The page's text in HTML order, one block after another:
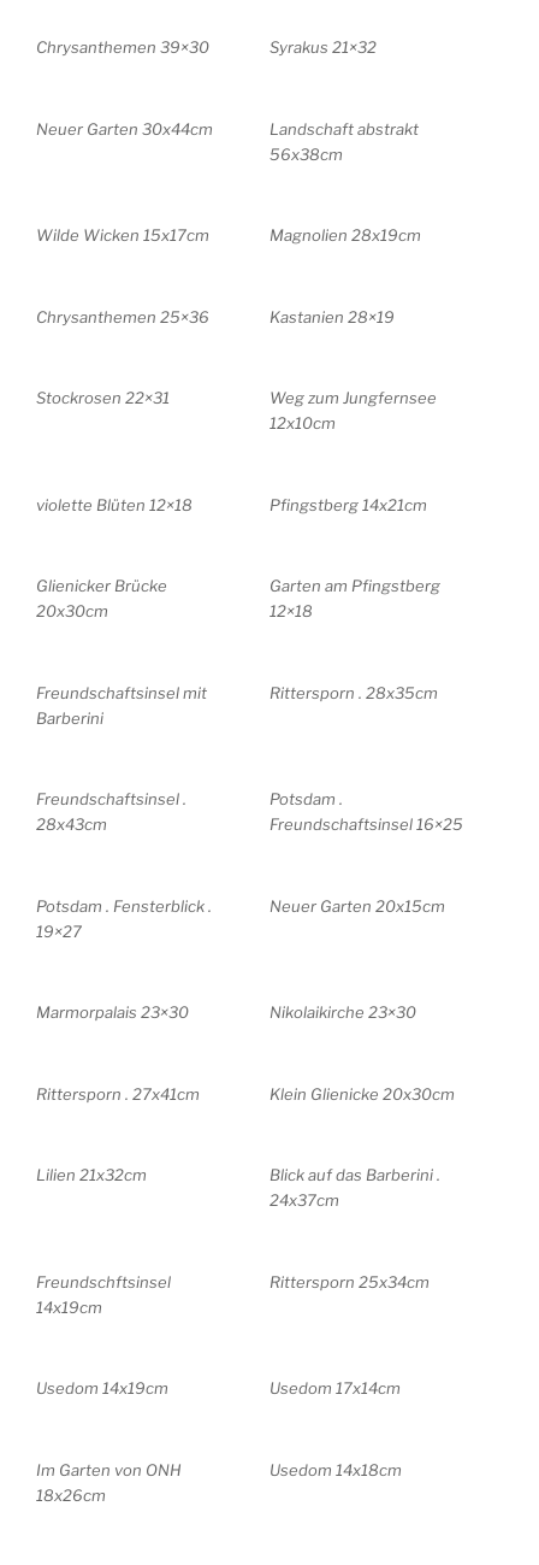
Chrysanthemen 39×30 Syrakus 21×32
Neuer Garten 30x44cm
Landschaft abstrakt
56x38cm
Wilde Wicken 15x17cm Magnolien 28x19cm
Chrysanthemen 25×36 Kastanien 28×19
Stockrosen 22×31
Weg zum Jungfernsee
12x10cm
violette Blüten 12×18 Pfingstberg 14x21cm
Glienicker Brücke
20x30cm
Garten am Pfingstberg
12×18
Freundschaftsinsel mit
Barberini
Rittersporn . 28x35cm
Freundschaftsinsel .
28x43cm
Potsdam .
Freundschaftsinsel 16×25
Potsdam . Fensterblick .
19×27
Neuer Garten 20x15cm
Marmorpalais 23×30 Nikolaikirche 23×30
Rittersporn . 27x41cm Klein Glienicke 20x30cm
Lilien 21x32cm
Blick auf das Barberini .
24x37cm
Freundschftsinsel
14x19cm
Rittersporn 25x34cm
Usedom 14x19cm Usedom 17x14cm
Im Garten von ONH
18x26cm
Usedom 14x18cm